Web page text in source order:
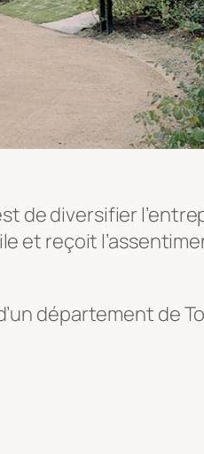
de diversifier
et reçoit
département de